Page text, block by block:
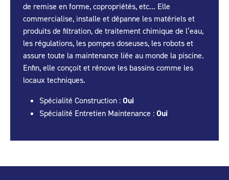
de remise en forme, copropriétés, etc... Elle
commercialise, installe et dépanne les matériels et
produits de filtration, de traitement chimique de l’eau,
les régulations, les pompes doseuses, les robots et
assure toute la maintenance liée au monde la piscine.
Enfin, elle conçoit et rénove les bassins comme les
locaux techniques.
Spécialité Construction : Oui
Spécialité Entretien Maintenance : Oui